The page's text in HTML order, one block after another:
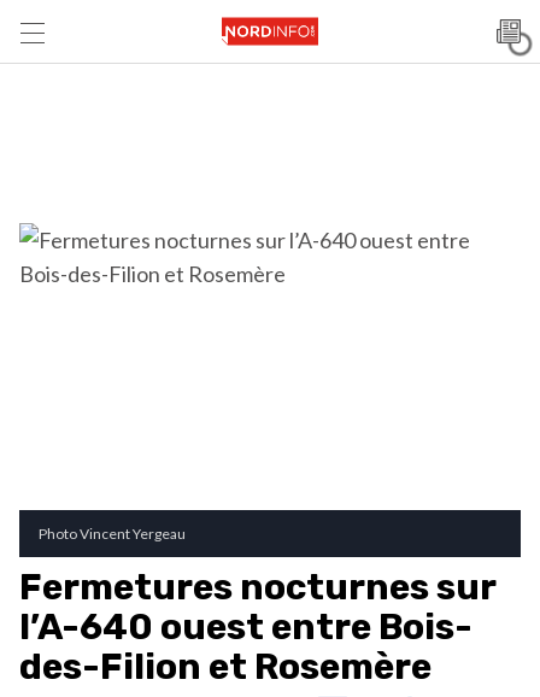
Photo Vincent Yergeau
Fermetures nocturnes sur
l’A-640 ouest entre Bois-
des-Filion et Rosemère